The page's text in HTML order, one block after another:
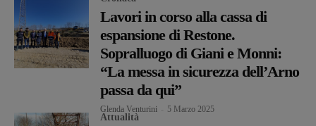
Lavori in corso alla cassa di
espansione di Restone.
Sopralluogo di Giani e Monni:
“La messa in sicurezza dell’Arno
passa da qui”
Glenda Venturini 5 Marzo 2025
Attualità